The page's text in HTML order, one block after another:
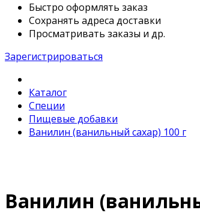
Быстро оформлять заказ
Сохранять адреса доставки
Просматривать заказы и др.
Зарегистрироваться
Каталог
Специи
Пищевые добавки
Ванилин (ванильный сахар) 100 г
Ванилин